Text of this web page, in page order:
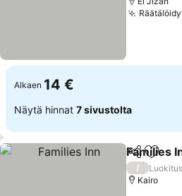
Alkaen 14 €
Näytä hinnat 7 sivustolta
Jaa Lisää
Families
/
Kairo